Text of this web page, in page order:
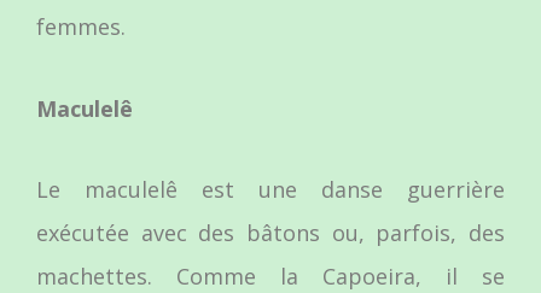
femmes.
Maculelê
Le maculelê est une danse guerrière
exécutée avec des bâtons ou, parfois, des
machettes. Comme la Capoeira, il se